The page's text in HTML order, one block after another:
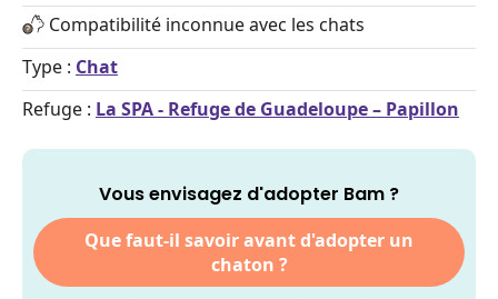
Compatibilité inconnue avec les chats
Type : Chat
Refuge : La SPA - Refuge de Guadeloupe – Papillon
Vous envisagez d'adopter Bam ?
Que faut-il savoir avant d'adopter un
chaton ?